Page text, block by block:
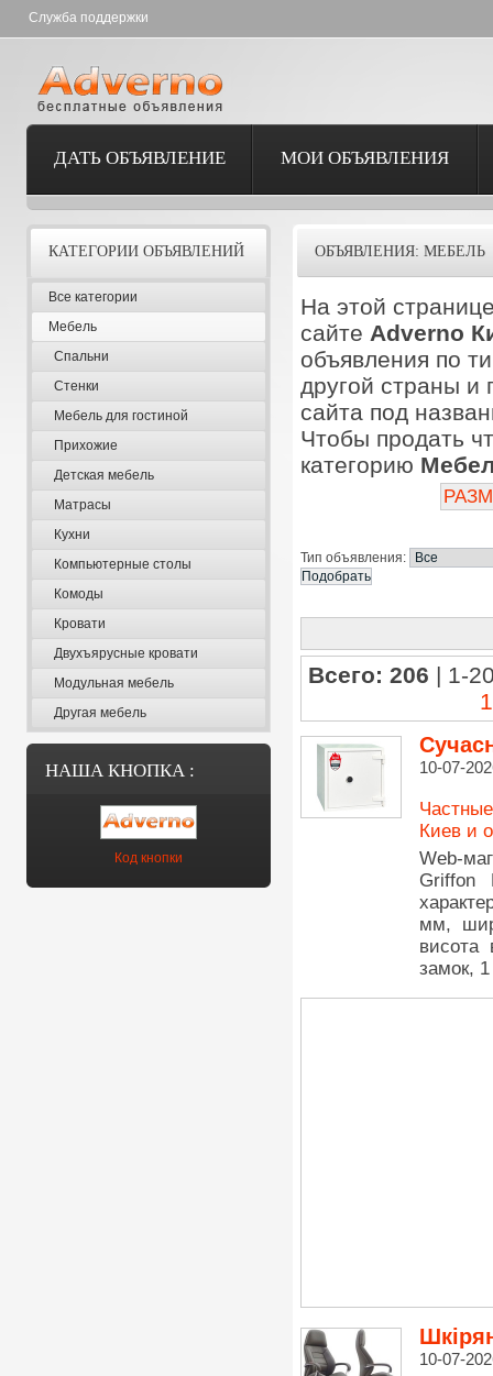
Служба поддержки
ДАТЬ ОБЪЯВЛЕНИЕ МОИ ОБЪЯВЛЕНИЯ
КАТЕГОРИИ ОБЪЯВЛЕНИЙ
Все категории
Мебель
Спальни
Стенки
Мебель для гостиной
Прихожие
Детская мебель
Матрасы
Кухни
Компьютерные столы
Комоды
Кровати
Двухъярусные кровати
Модульная мебель
Другая мебель
НАША КНОПКА :
Код кнопки
ОБЪЯВЛЕНИЯ: МЕБЕЛЬ
На этой
сайте Adverno
объявления по
другой страны и
сайта под
Чтобы продать
категорию
Тип объявления:
Всего: 206 | 1-
10-07-
Киев и
Web-
Griffon
мм,
замок, 1
10-07-